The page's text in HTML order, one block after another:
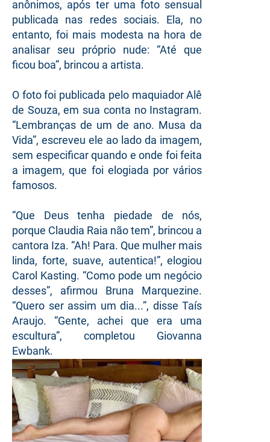
anônimos, após ter uma foto sensual
publicada nas redes sociais. Ela, no
entanto, foi mais modesta na hora de
analisar seu próprio nude: “Até que
ficou boa”, brincou a artista.
O foto foi publicada pelo maquiador Alê
de Souza, em sua conta no Instagram.
“Lembranças de um de ano. Musa da
Vida”, escreveu ele ao lado da imagem,
sem especificar quando e onde foi feita
a imagem, que foi elogiada por vários
famosos.
“Que Deus tenha piedade de nós,
porque Claudia Raia não tem”, brincou a
cantora Iza. “Ah! Para. Que mulher mais
linda, forte, suave, autentica!”, elogiou
Carol Kasting. “Como pode um negócio
desses”, afirmou Bruna Marquezine.
“Quero ser assim um dia...”, disse Taís
Araujo. “Gente, achei que era uma
escultura”, completou Giovanna
Ewbank.